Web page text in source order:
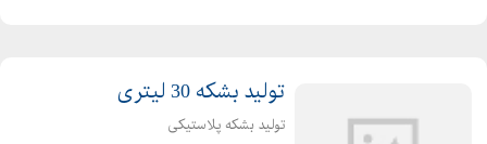
تولید بشکه 30 لیتری
تولید بشکه پلاستیکی